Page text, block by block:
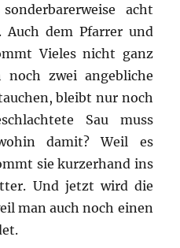
acht
Auch dem Pfarrer und
Vieles nicht ganz
noch zwei angebliche
bleibt nur noch
Sau muss
damit? Weil es
sie kurzerhand ins
Und jetzt wird die
man auch noch einen